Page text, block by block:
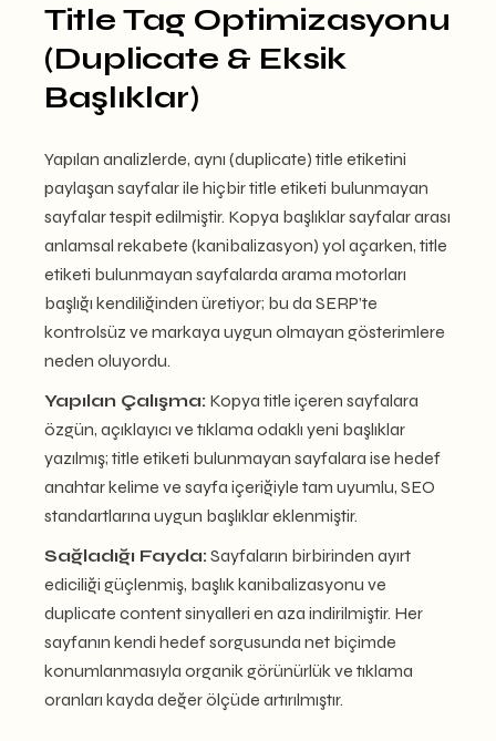
Title Tag Optimizasyonu
(Duplicate & Eksik
Başlıklar)
Yapılan analizlerde, aynı (duplicate) title etiketini
paylaşan sayfalar ile hiçbir title etiketi bulunmayan
sayfalar tespit edilmiştir. Kopya başlıklar sayfalar arası
anlamsal rekabete (kanibalizasyon) yol açarken, title
etiketi bulunmayan sayfalarda arama motorları
başlığı kendiliğinden üretiyor; bu da SERP’te
kontrolsüz ve markaya uygun olmayan gösterimlere
neden oluyordu.
Yapılan Çalışma: Kopya title içeren sayfalara
özgün, açıklayıcı ve tıklama odaklı yeni başlıklar
yazılmış; title etiketi bulunmayan sayfalara ise hedef
anahtar kelime ve sayfa içeriğiyle tam uyumlu, SEO
standartlarına uygun başlıklar eklenmiştir.
Sağladığı Fayda: Sayfaların birbirinden ayırt
ediciliği güçlenmiş, başlık kanibalizasyonu ve
duplicate content sinyalleri en aza indirilmiştir. Her
sayfanın kendi hedef sorgusunda net biçimde
konumlanmasıyla organik görünürlük ve tıklama
oranları kayda değer ölçüde artırılmıştır.